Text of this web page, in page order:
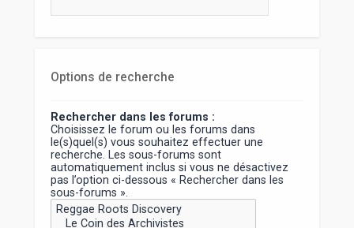
Options de recherche
Rechercher dans les forums :
Choisissez le forum ou les forums dans
le(s)quel(s) vous souhaitez effectuer une
recherche. Les sous-forums sont
automatiquement inclus si vous ne désactivez
pas l’option ci-dessous « Rechercher dans les
sous-forums ».